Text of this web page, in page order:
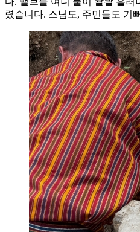
렸습니다. 스님도, 주민들도 기